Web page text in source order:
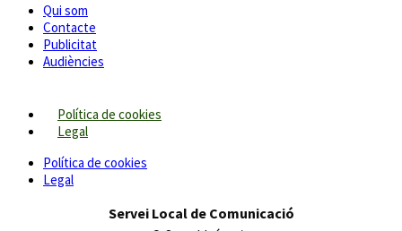
Qui som
Contacte
Publicitat
Audiències
Política de cookies
Legal
Política de cookies
Legal
Servei Local de Comunicació